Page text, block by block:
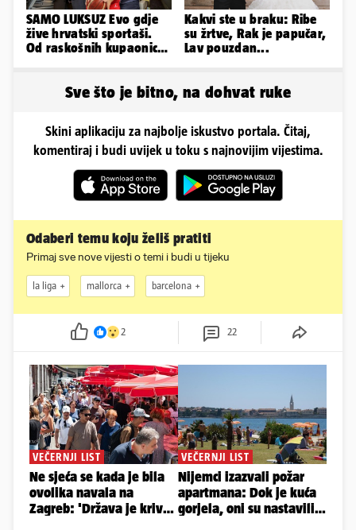
SAMO LUKSUZ Evo gdje
žive hrvatski sportaši.
Od raskošnih kupaonica
Kakvi ste u braku: Ribe
su žrtve, Rak je papučar,
Lav pouzdan...
Sve što je bitno, na dohvat ruke
Skini aplikaciju za najbolje iskustvo portala. Čitaj,
komentiraj i budi uvijek u toku s najnovijim vijestima.
Odaberi temu koju želiš pratiti
Primaj sve nove vijesti o temi i budi u tijeku
la liga mallorca barcelona
2 22